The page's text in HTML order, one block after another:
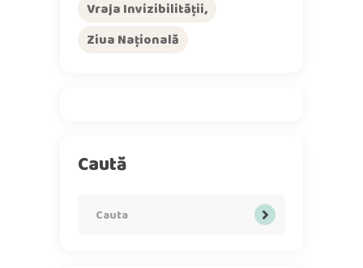
Vraja Invizibilității
Ziua Națională
Caută
for: